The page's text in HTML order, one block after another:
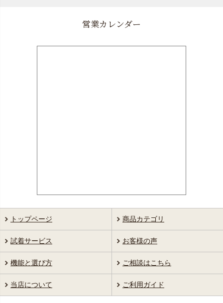
営業カレンダー
トップページ 商品カテゴリ
試着サービス お客様の声
機能と選び方 ご相談はこちら
当店について ご利用ガイド